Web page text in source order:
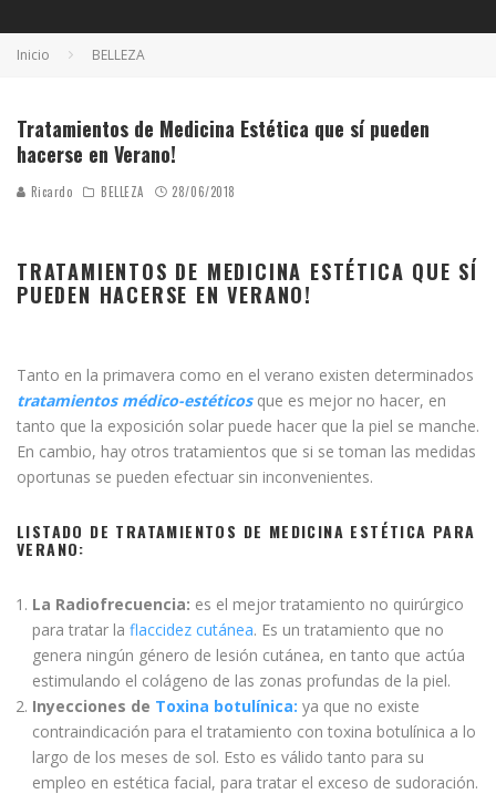
Inicio BELLEZA
Tratamientos de Medicina Estética que sí pueden
hacerse en Verano!
Ricardo BELLEZA 28/06/2018
TRATAMIENTOS DE MEDICINA ESTÉTICA QUE SÍ
PUEDEN HACERSE EN VERANO!
Tanto en la primavera como en el verano existen determinados
tratamientos médico-estéticos que es mejor no hacer, en
tanto que la exposición solar puede hacer que la piel se manche.
En cambio, hay otros tratamientos que si se toman las medidas
oportunas se pueden efectuar sin inconvenientes.
LISTADO DE TRATAMIENTOS DE MEDICINA ESTÉTICA PARA
VERANO:
La Radiofrecuencia: es el mejor tratamiento no quirúrgico
para tratar la flaccidez cutánea. Es un tratamiento que no
genera ningún género de lesión cutánea, en tanto que actúa
estimulando el colágeno de las zonas profundas de la piel.
Inyecciones de Toxina botulínica: ya que no existe
contraindicación para el tratamiento con toxina botulínica a lo
largo de los meses de sol. Esto es válido tanto para su
empleo en estética facial, para tratar el exceso de sudoración.